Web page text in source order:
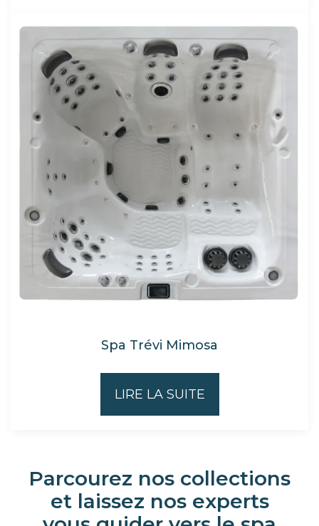
Spa Trévi Mimosa
LIRE LA SUITE
Parcourez nos collections
et laissez nos experts